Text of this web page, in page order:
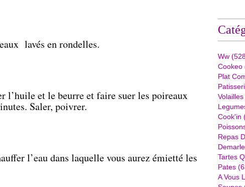
lavés en rondelles.
l’huile et le beurre et faire suer les poireaux
Saler, poivrer.
l’eau dans laquelle vous aurez émietté les
Ww
Cookeo
Plat
Volailles
Cook'in
Repas
Demarle
Tartes
Pates
A Vous